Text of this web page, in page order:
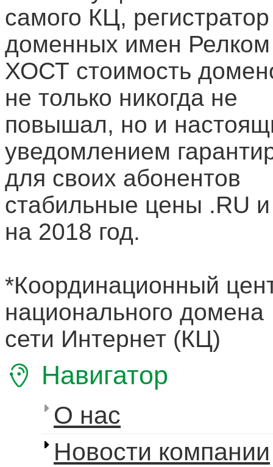
самого КЦ, регистратор
доменных имен Релком
ХОСТ стоимость
не только никогда не
повышал, но и
уведомлением
для своих абонентов
стабильные цены .RU
на 2018 год.
*Координационный
национального домена
сети Интернет (КЦ)
Навигатор
О нас
Новости компании